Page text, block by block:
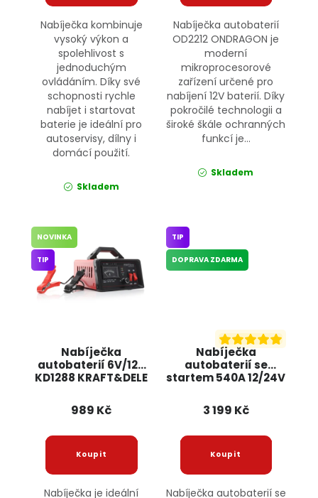
Nabíječka kombinuje
vysoký výkon a
spolehlivost s
jednoduchým
ovládáním. Díky své
schopnosti rychle
nabíjet i startovat
baterie je ideální pro
autoservisy, dílny i
domácí použití.
Skladem
Nabíječka autobaterií
OD2212 ONDRAGON je
moderní
mikroprocesorové
zařízení určené pro
nabíjení 12V baterií. Díky
pokročilé technologii a
široké škále ochranných
funkcí je...
Skladem
Nabíječka
autobaterií 6V/12V
KD1288 KRAFT&DELE
NOVINKA
TIP
989 Kč
Nabíječka je ideální
Nabíječka
autobaterií se
startem 540A 12/24V
TIP
DOPRAVA ZDARMA
3 199 Kč
Nabíječka autobaterií se